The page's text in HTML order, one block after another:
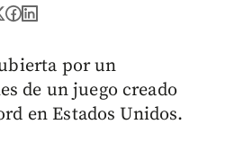
por un
de un juego creado
en Estados Unidos.